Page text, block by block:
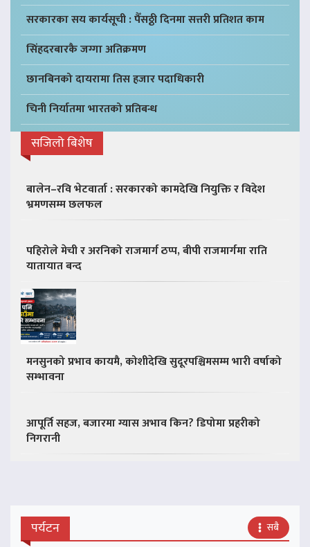
सरकारका सय कार्यसूची : पैँसठ्ठी दिनमा सत्तरी प्रतिशत काम
सिंहदरबारकै जग्गा अतिक्रमण
छानबिनको दायरामा तिस हजार पदाधिकारी
चिनी निर्यातमा भारतको प्रतिबन्ध
सजिलो बिशेष
बालेन–रवि भेटवार्ता : सरकारको कामदेखि नियुक्ति र विदेश
भ्रमणसम्म छलफल
पहिरोले मेची र अरनिको राजमार्ग ठप्प, बीपी राजमार्गमा राति
यातायात बन्द
मनसुनको प्रभाव कायमै, कोशीदेखि सुदूरपश्चिमसम्म भारी वर्षाको
सम्भावना
आपूर्ति सहज, बजारमा ग्यास अभाव किन? डिपोमा प्रहरीको
निगरानी
पर्यटन सबै